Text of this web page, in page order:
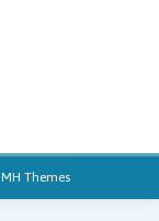
MH Themes